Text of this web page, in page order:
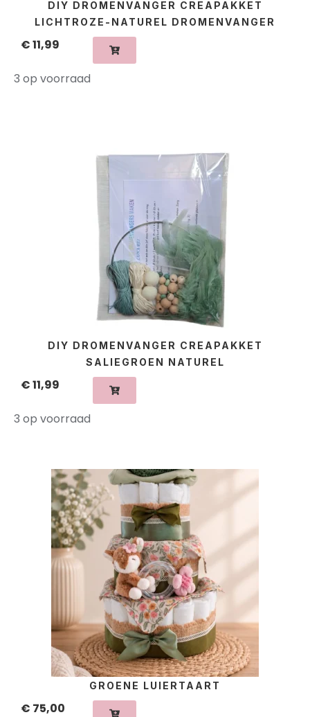
DIY DROMENVANGER CREAPAKKET
LICHTROZE-NATUREL DROMENVANGER
€11,99
3 op voorraad
DIY DROMENVANGER CREAPAKKET
SALIEGROEN NATUREL
€11,99
3 op voorraad
GROENE LUIERTAART
€ 75,00